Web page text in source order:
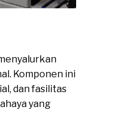
Komponen ini
dan fasilitas
yang